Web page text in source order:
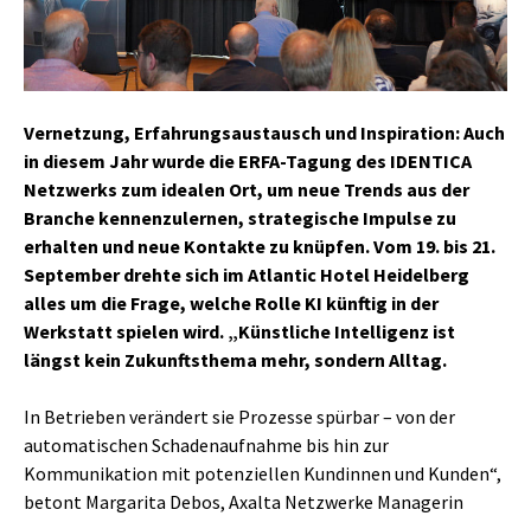
Vernetzung, Erfahrungsaustausch und Inspiration: Auch
in diesem Jahr wurde die ERFA-Tagung des IDENTICA
Netzwerks zum idealen Ort, um neue Trends aus der
Branche kennenzulernen, strategische Impulse zu
erhalten und neue Kontakte zu knüpfen. Vom 19. bis 21.
September drehte sich im Atlantic Hotel Heidelberg
alles um die Frage, welche Rolle KI künftig in der
Werkstatt spielen wird. „Künstliche Intelligenz ist
längst kein Zukunftsthema mehr, sondern Alltag.
In Betrieben verändert sie Prozesse spürbar – von der
automatischen Schadenaufnahme bis hin zur
Kommunikation mit potenziellen Kundinnen und Kunden“,
betont Margarita Debos, Axalta Netzwerke Managerin